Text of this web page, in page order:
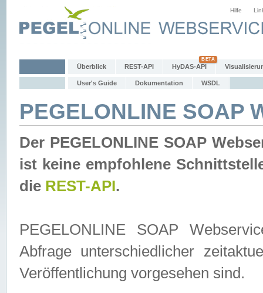
Hilfe
Überblick REST-API HyDAS-API
User's Guide Dokumentation WSDL
PEGELONLINE SOAP
Der PEGELONLINE SOAP
ist keine empfohlene
die REST-API.
PEGELONLINE SOAP
Abfrage unterschiedlicher
Veröffentlichung vorgesehen sind.